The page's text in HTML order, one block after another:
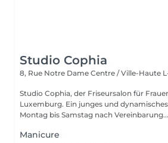
Studio Cophia
8, Rue Notre Dame Centre / Ville-Haute
Studio Cophia, der Friseursalon für
Luxemburg. Ein junges und
Montag bis Samstag nach Vereinbarung...
Manicure